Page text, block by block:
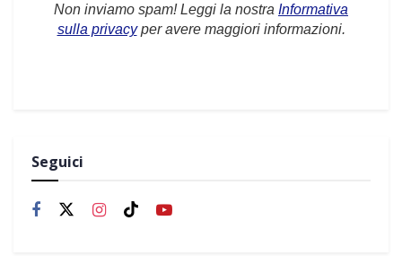
Non inviamo spam! Leggi la nostra Informativa
sulla privacyper avere maggiori informazioni.
Seguici